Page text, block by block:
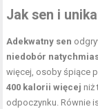
Jak sen i
Adekwatny sen
niedobór
więcej, osoby śpiące
400 kalorii więcej niż
odpoczynku. Równie